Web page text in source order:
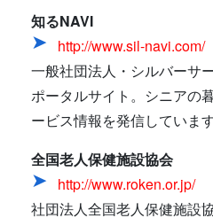
知るNAVI
http://www.sil-navi.com/
一般社団法人・シルバーサ
ポータルサイト。シニアの
ービス情報を発信しています
全国老人保健施設協会
http://www.roken.or.jp/
社団法人全国老人保健施設